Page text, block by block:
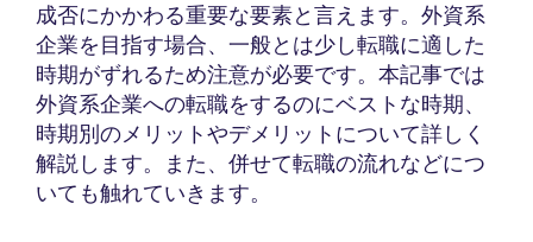
成否にかかわる重要な要素と言えます。外資系
企業を目指す場合、一般とは少し転職に適した
時期がずれるため注意が必要です。本記事では
外資系企業への転職をするのにベストな時期、
時期別のメリットやデメリットについて詳しく
解説します。また、併せて転職の流れなどにつ
いても触れていきます。